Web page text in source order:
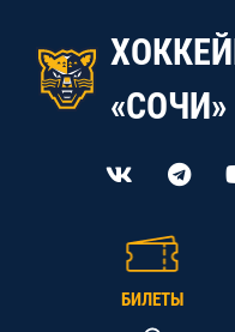
«СОЧИ»
БИЛЕТЫ